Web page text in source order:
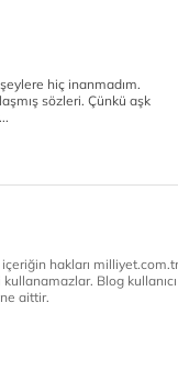
hiç inanmadım.
sözleri. Çünkü aşk
hakları
Blog
aittir.